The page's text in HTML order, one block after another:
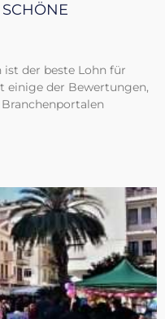
ist der beste Lohn für
einige der Bewertungen,